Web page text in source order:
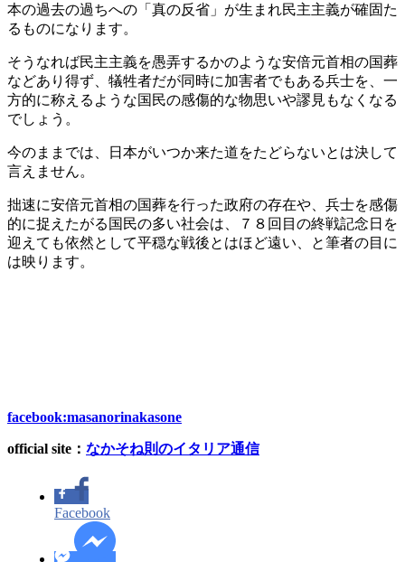
本の過去の過ちへの「真の反省」が生まれ民主主義が確固た
るものになります。
そうなれば民主主義を愚弄するかのような安倍元首相の国葬
などあり得ず、犠牲者だが同時に加害者でもある兵士を、一
方的に称えるような国民の感傷的な物思いや謬見もなくなる
でしょう。
今のままでは、日本がいつか来た道をたどらないとは決して
言えません。
拙速に安倍元首相の国葬を行った政府の存在や、兵士を感傷
的に捉えたがる国民の多い社会は、７８回目の終戦記念日を
迎えても依然として平穏な戦後とはほど遠い、と筆者の目に
は映ります。
facebook:masanorinakasone
official site ： なかそね則のイタリア通信
Facebook